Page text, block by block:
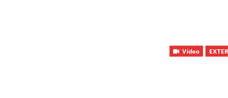
Video